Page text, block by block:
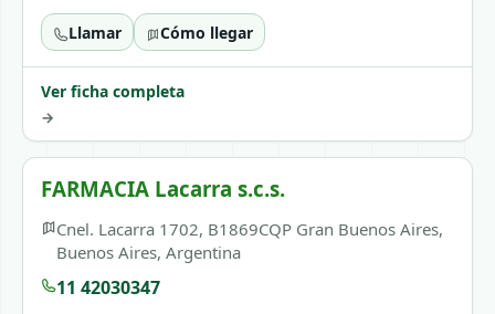
Llamar Cómo llegar
Ver ficha completa
→
FARMACIA Lacarra s.c.s.
Cnel. Lacarra 1702, B1869CQP Gran Buenos Aires,
Buenos Aires, Argentina
11 42030347